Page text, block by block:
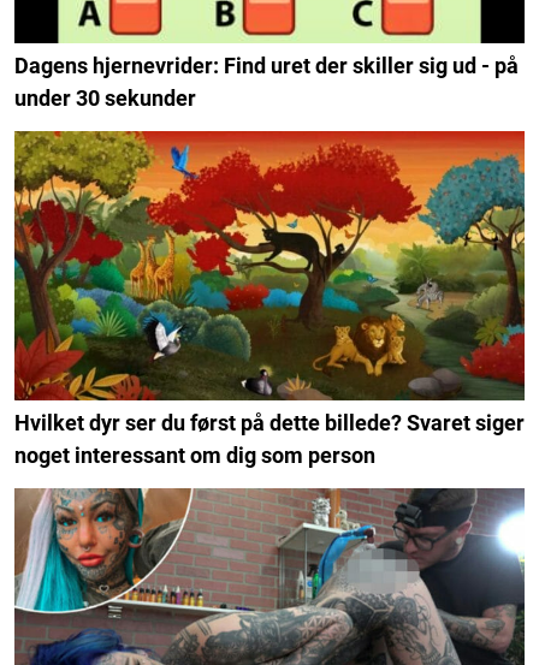
Dagens hjernevrider: Find uret der skiller sig ud - på
under 30 sekunder
Hvilket dyr ser du først på dette billede? Svaret siger
noget interessant om dig som person